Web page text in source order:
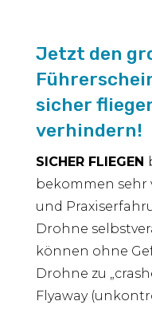
Jetzt den
sicher
verhindern!
SICHER FLIEGEN
bekommen sehr
und
Drohne
können ohne
Drohne zu
Flyaway